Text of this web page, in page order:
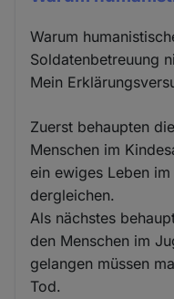
Warum
Soldatenbetreuung
Mein
Zuerst behaupten
Menschen im
ein ewiges Leben
dergleichen.
Als nächstes
den Menschen im
gelangen müssen
Tod.